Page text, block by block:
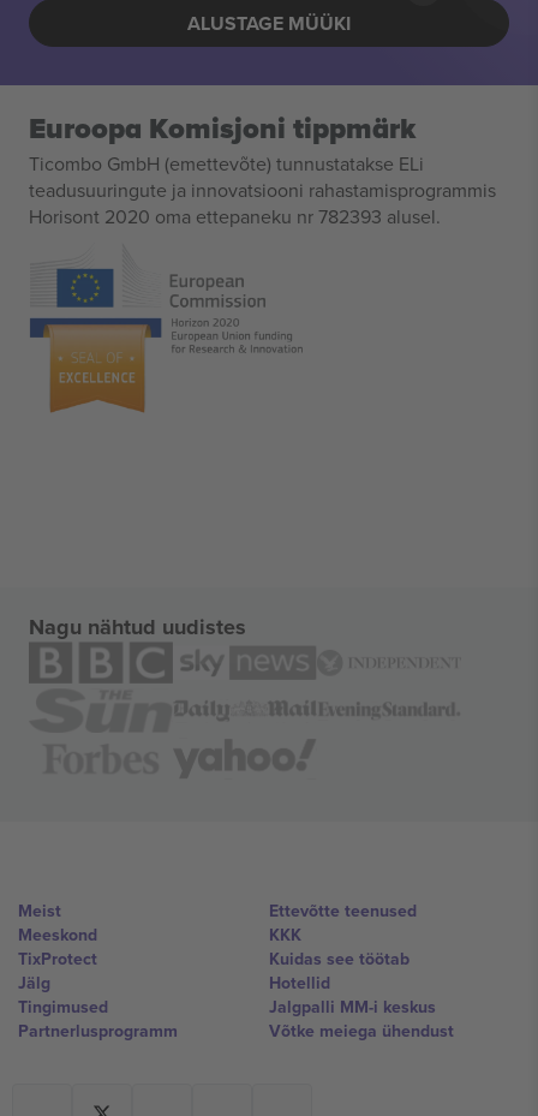
ALUSTAGE MÜÜKI
Euroopa Komisjoni tippmärk
Ticombo GmbH (emettevõte) tunnustatakse ELi
teadusuuringute ja innovatsiooni rahastamisprogrammis
Horisont 2020 oma ettepaneku nr 782393 alusel.
Nagu nähtud uudistes
Meist
Meeskond
TixProtect
Jälg
Tingimused
Partnerlusprogramm
Ettevõtte teenused
KKK
Kuidas see töötab
Hotellid
Jalgpalli MM-i keskus
Võtke meiega ühendust